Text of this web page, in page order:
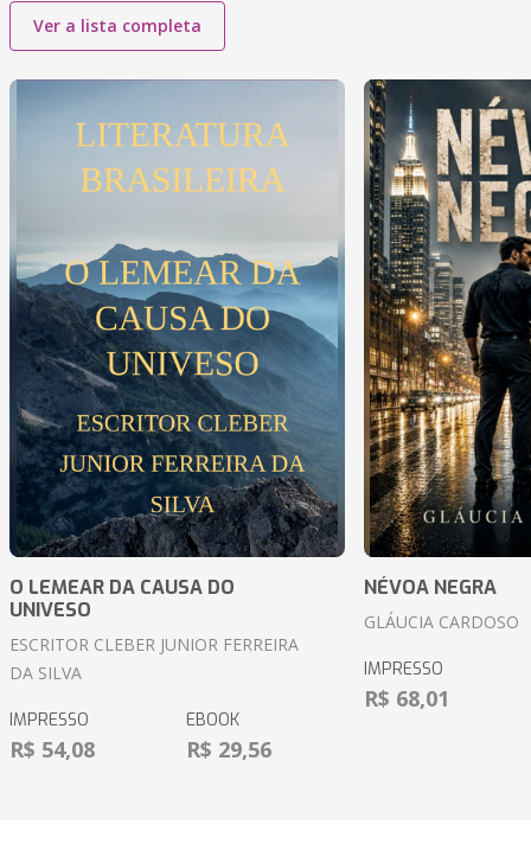
Ver a lista completa
O LEMEAR DA CAUSA DO
UNIVESO
ESCRITOR CLEBER JUNIOR FERREIRA
DA SILVA
IMPRESSO
R$ 54,08
EBOOK
R$ 29,56
NÉVOA NEGRA
GLÁUCIA CARDOSO
IMPRESSO
R$ 68,01